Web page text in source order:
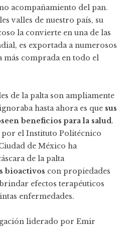
acompañamiento del pan.
valles de nuestro país, su
la convierte en una de las
es exportada a numerosos
más comprada en todo el
de la palta son ampliamente
hasta ahora es que sus
beneficios para la salud.
el Instituto Politécnico
de México ha
de la palta
bioactivos con propiedades
efectos terapéuticos
enfermedades.
liderado por Emir